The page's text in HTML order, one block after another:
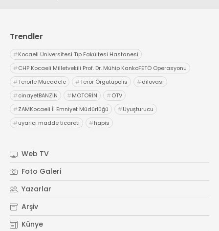
Trendler
#Kocaeli Üniversitesi Tıp Fakültesi Hastanesi
#CHP Kocaeli Milletvekili Prof. Dr. Mühip KankoFETÖ Operasyonu
#Terörle Mücadele #Terör Örgütüpolis #dilovası
#cinayetBANZİN #MOTORİN #ÖTV
#ZAMKocaeli İl Emniyet Müdürlüğü #Uyuşturucu
#uyarıcı madde ticareti #hapis
Web TV
Foto Galeri
Yazarlar
Arşiv
Künye